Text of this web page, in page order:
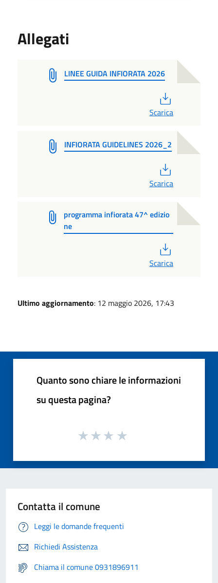
Allegati
LINEE GUIDA INFIORATA 2026
Scarica
INFIORATA GUIDELINES 2026_2
Scarica
programma infiorata 47^ edizio
ne
Scarica
Ultimo aggiornamento: 12 maggio 2026, 17:43
Quanto sono chiare le informazioni
su questa pagina?
Contatta il comune
Leggi le domande frequenti
Richiedi Assistenza
Chiama il comune 0931896911